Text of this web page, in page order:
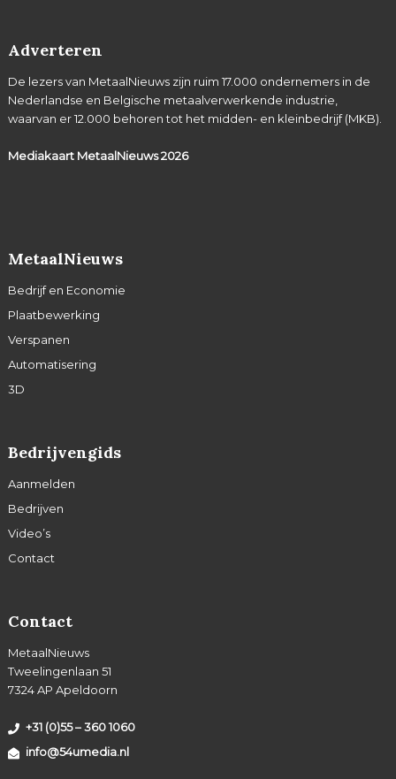
Adverteren
De lezers van MetaalNieuws zijn ruim 17.000 ondernemers in de
Nederlandse en Belgische metaalverwerkende industrie,
waarvan er 12.000 behoren tot het midden- en kleinbedrijf (MKB).
Mediakaart MetaalNieuws2026
MetaalNieuws
Bedrijf en Economie
Plaatbewerking
Verspanen
Automatisering
3D
Bedrijvengids
Aanmelden
Bedrijven
Video’s
Contact
Contact
MetaalNieuws
Tweelingenlaan 51
7324 AP Apeldoorn
+31 (0)55 – 360 1060
info@54umedia.nl